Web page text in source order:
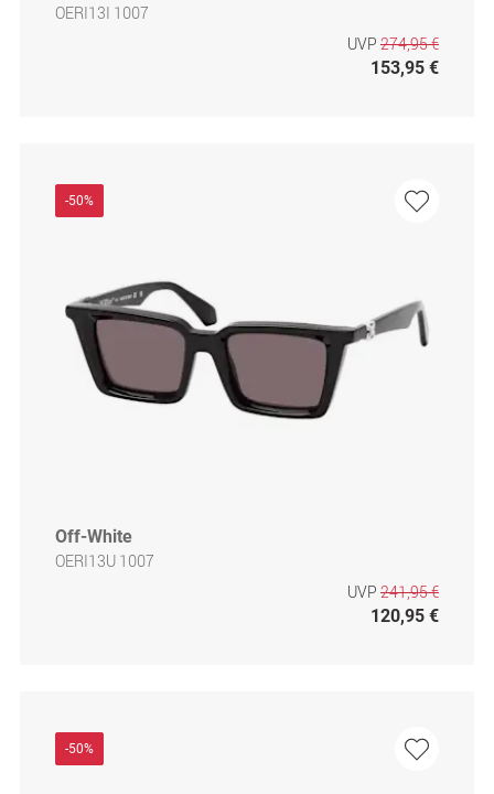
OERI13I 1007
UVP 274,95 €
153,95 €
-50%
Off-White
OERI13U 1007
UVP 241,95 €
120,95 €
-50%